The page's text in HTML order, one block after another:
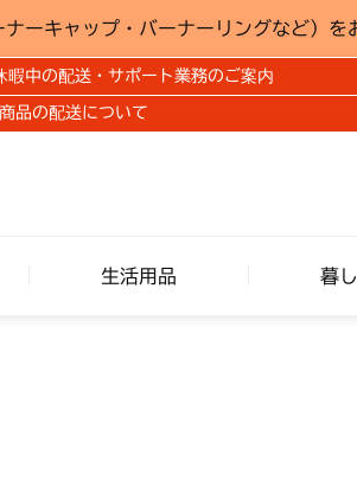
ーキャップ・バーナーリングなど）を
中の配送・サポート業務のご案内
商品の配送について
生活用品 暮